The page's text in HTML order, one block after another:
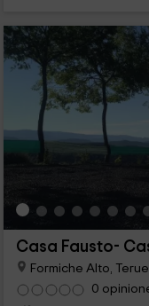
Casa Fausto-
Formiche Alto, Teruel
0